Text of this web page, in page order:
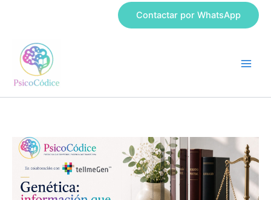
Contactar por WhatsApp